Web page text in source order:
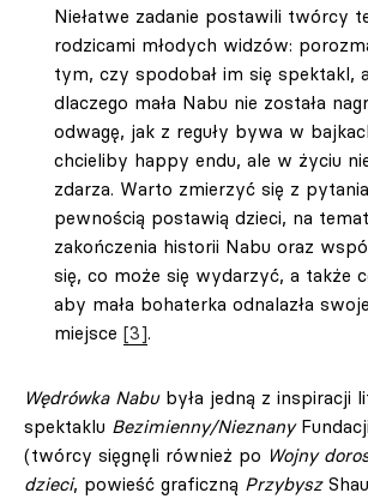
Niełatwe zadanie postawili twórcy
rodzicami młodych widzów:
tym, czy spodobał im się spektakl,
dlaczego mała Nabu nie została
odwagę, jak z reguły bywa w
chcieliby happy endu, ale w życiu
zdarza. Warto zmierzyć się z
pewnością postawią dzieci, na
zakończenia historii Nabu oraz
się, co może się wydarzyć, a także
aby mała bohaterka odnalazła
miejsce [3].
Wędrówka Nabubyła jedną z inspiracji
spektaklu Bezimienny/Nieznany
(twórcy sięgnęli również po Wojny
dzieci, powieść graficzną Przybysz